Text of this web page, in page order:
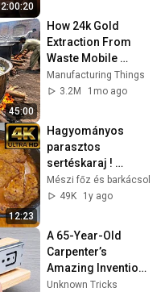
2:00:20
45:00
How 24k Gold
Extraction From
Waste Mobile
Phones | Incredible
Old Used Mobile
Manufacturing Things
3.2M
1mo ago
12:23
Hagyományos
parasztos
sertéskaraj !
Nagyon egyszerű
de annál finomabb
.-)
Mészi főz és barkácsol
49K
1y ago
A 65-Year-Old
Carpenter’s
Amazing Invention
That Billions of
Unknown Tricks